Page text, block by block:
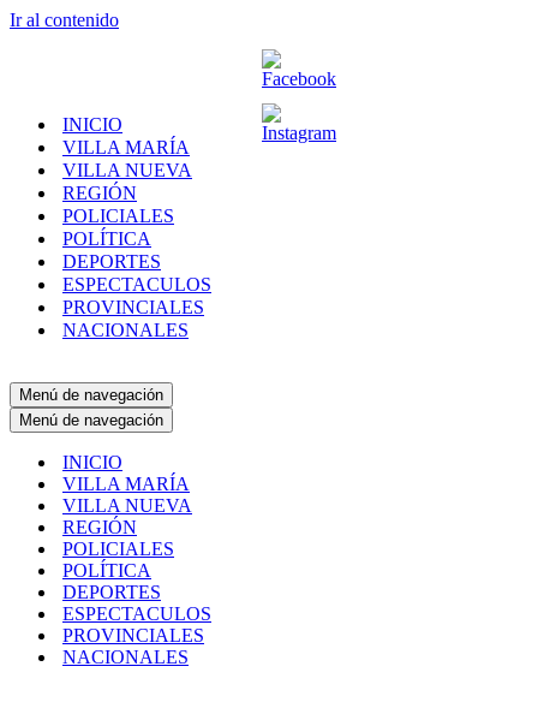
Ir al contenido
INICIO
VILLA MARÍA
VILLA NUEVA
REGIÓN
POLICIALES
POLÍTICA
DEPORTES
ESPECTACULOS
PROVINCIALES
NACIONALES
Menú de navegación
Menú de navegación
INICIO
VILLA MARÍA
VILLA NUEVA
REGIÓN
POLICIALES
POLÍTICA
DEPORTES
ESPECTACULOS
PROVINCIALES
NACIONALES